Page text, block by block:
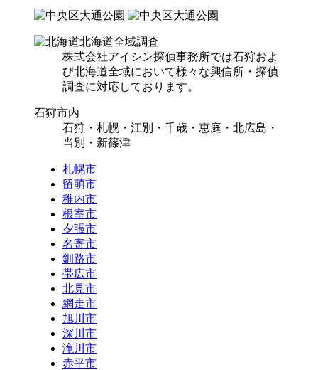
北海道全域調査
株式会社アイシン探偵事務所では石狩およ
び北海道全域において様々な興信所・探偵
調査に対応しております。
石狩市内
石狩・札幌・江別・千歳・恵庭・北広島・
当別・新篠津
札幌市
留萌市
稚内市
根室市
夕張市
名寄市
釧路市
帯広市
北見市
網走市
旭川市
深川市
滝川市
赤平市